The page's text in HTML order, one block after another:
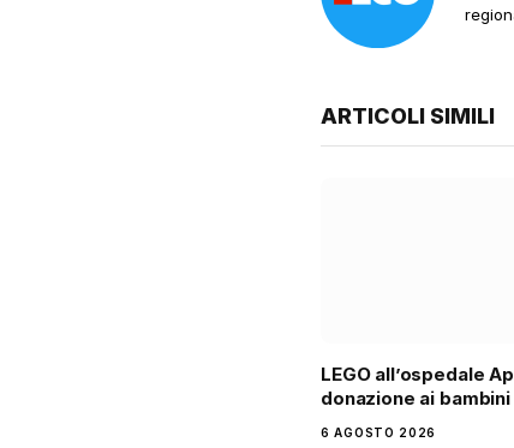
ARTICOLI SIMILI
LEGO all’ospedale
donazione ai
6 AGOSTO 2026